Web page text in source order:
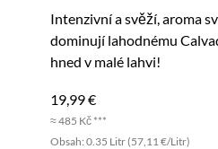
Intenzivní a svěží, aroma
dominují lahodnému
hned v malé lahvi!
19,99 €
≈ 485 Kč ***
Obsah: 0.35 Litr (57,11 €/Litr)